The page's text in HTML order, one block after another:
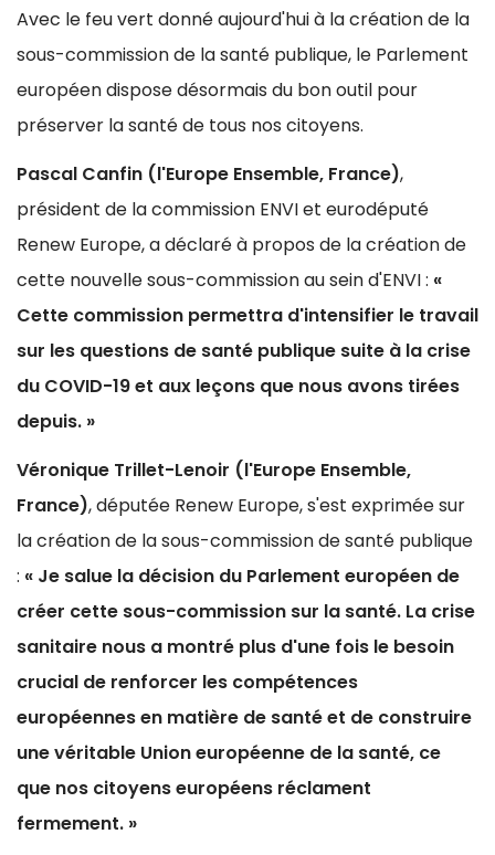
Avec le feu vert donné aujourd'hui à la création de la
sous-commission de la santé publique, le Parlement
européen dispose désormais du bon outil pour
préserver la santé de tous nos citoyens.
Pascal Canfin (l'Europe Ensemble, France),
président de la commission ENVI et eurodéputé
Renew Europe, a déclaré à propos de la création de
cette nouvelle sous-commission au sein d'ENVI : «
Cette commission permettra d'intensifier le travail
sur les questions de santé publique suite à la crise
du COVID-19 et aux leçons que nous avons tirées
depuis. »
Véronique Trillet-Lenoir (l'Europe Ensemble,
France), députée Renew Europe, s'est exprimée sur
la création de la sous-commission de santé publique
: « Je salue la décision du Parlement européen de
créer cette sous-commission sur la santé. La crise
sanitaire nous a montré plus d'une fois le besoin
crucial de renforcer les compétences
européennes en matière de santé et de construire
une véritable Union européenne de la santé, ce
que nos citoyens européens réclament
fermement. »